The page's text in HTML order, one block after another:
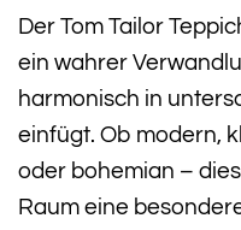
Der Tom Tailor
ein wahrer
harmonisch in
einfügt. Ob modern,
oder bohemian –
Raum eine